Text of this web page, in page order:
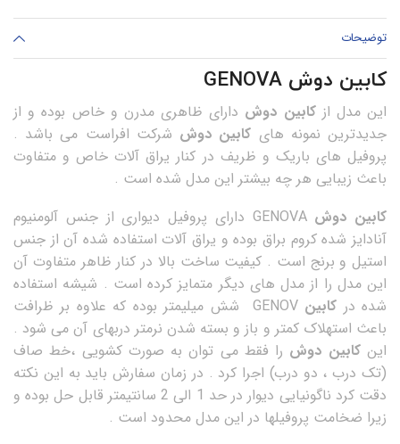
توضیحات
کابین دوش GENOVA
این مدل ازکابین دوش دارای ظاهری مدرن و خاص بوده و از
جدیدترین نمونه های کابین دوش شرکت افراست می باشد .
پروفیل های باریک و ظریف در کنار یراق آلات خاص و متفاوت
باعث زیبایی هر چه بیشتر این مدل شده است .
کابین دوش
GENOVA دارای پروفیل دیواری از جنس آلومنیوم
آنادایز شده کروم براق بوده و یراق آلات استفاده شده آن از جنس
استیل و برنج است . کیفیت ساخت بالا در کنار ظاهر متفاوت آن
این مدل را از مدل های دیگر متمایز کرده است . شیشه استفاده
شده در کابین
GENOV شش میلیمتر بوده که علاوه بر ظرافت
باعث استهلاک کمتر و باز و بسته شدن نرمتر دربهای آن می شود .
اینکابین دوش را فقط می توان به صورت کشویی ،خط صاف
(تک درب ، دو درب) اجرا کرد . در زمان سفارش باید به این نکته
دقت کرد ناگونیایی دیوار در حد 1 الی 2 سانتیمتر قابل حل بوده و
زیرا ضخامت پروفیلها در این مدل محدود است .